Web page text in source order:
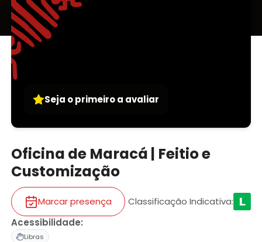
Seja o primeiro a avaliar
Oficina de Maracá | Feitio e
Customização
Marcar presença Classificação Indicativa:
Acessibilidade:
Libras